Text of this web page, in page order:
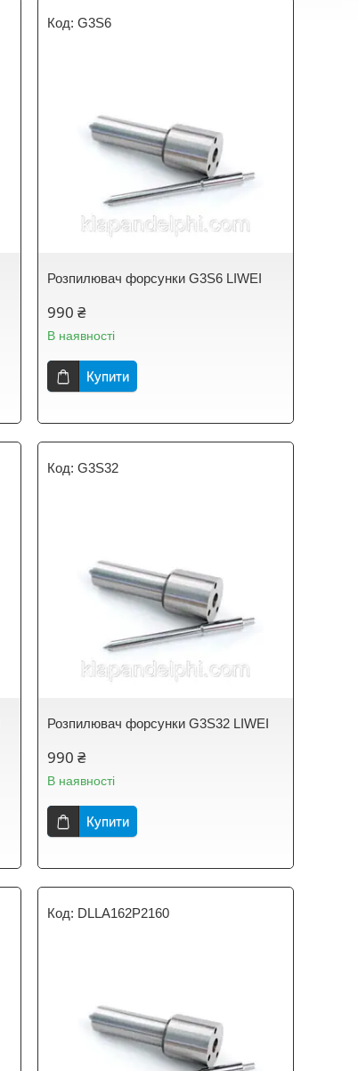
G3S6
Розпилювач форсунки G3S6 LIWEI
990 ₴
В наявності
Купити
G3S32
Розпилювач форсунки G3S32 LIWEI
990 ₴
В наявності
Купити
DLLA162P2160